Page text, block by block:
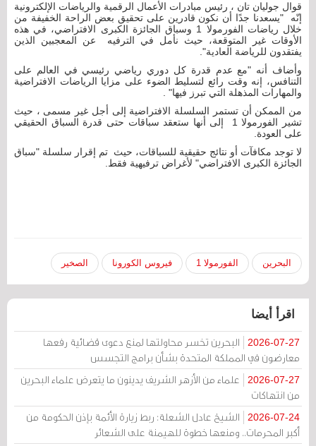
قوال جوليان تان ، رئيس مبادرات الأعمال الرقمية والرياضات الإلكترونية
إنّه "يسعدنا جدًا أن نكون قادرين على تحقيق بعض الراحة الخفيفة من
خلال رياضات الفورمولا 1 وسباق الجائزة الكبرى الافتراضي، في هذه
الأوقات غير المتوقعة، حيث نأمل في الترفيه عن المعجبين الذين
يفتقدون للرياضة العادية".
وأضاف أنه "مع عدم قدرة كل دوري رياضي رئيسي في العالم على
التنافس، إنه وقت رائع لتسليط الضوء على مزايا الرياضات الافتراضية
والمهارات المذهلة التي تبرز فيها" .
من الممكن أن تستمر السلسلة الافتراضية إلى أجل غير مسمى ، حيث
تشير الفورمولا 1 إلى أنها ستعقد سباقات حتى قدرة السباق الحقيقي
على العودة.
لا توجد مكافآت أو نتائج حقيقية للسباقات، حيث تم إقرار سلسلة "سباق
الجائزة الكبرى الافتراضي" لأغراض ترفيهية فقط.
البحرين الفورمولا 1 فيروس الكورونا الصخير
اقرأ أيضا
2026-07-27
البحرين تخسر محاولتها لمنع دعوى قضائية رفعها
معارضون في المملكة المتحدة بشأن برامج التجسس
2026-07-27
علماء من الأزهر الشريف يدينون ما يتعرض علماء البحرين
من انتهاكات
2026-07-24
الشيخ عادل الشعلة: ربط زيارة الأئمة بإذن الحكومة من
أكبر المحرمات.. ومنعها خطوة للهيمنة على الشعائر